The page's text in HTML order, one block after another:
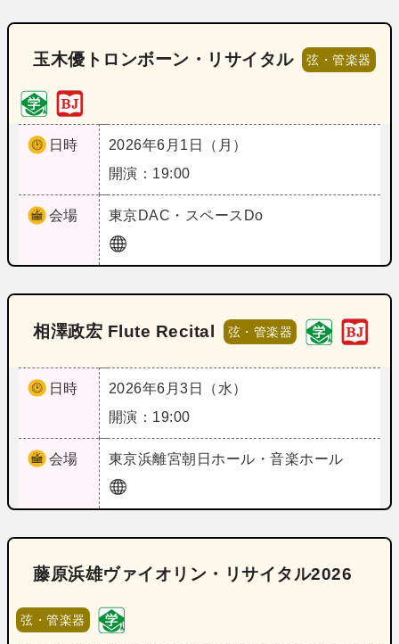
玉木優トロンボーン・リサイタル 弦・管楽器
日時
2026年6月1日（月）
開演：19:00
会場 東京DAC・スペースDo
相澤政宏 Flute Recital 弦・管楽器
日時
2026年6月3日（水）
開演：19:00
会場 東京浜離宮朝日ホール・音楽ホール
藤原浜雄ヴァイオリン・リサイタル2026
弦・管楽器